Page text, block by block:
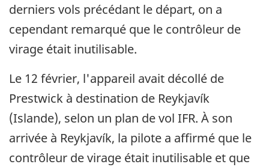
derniers vols précédant le départ, on a
cependant remarqué que le contrôleur de
virage était inutilisable.
Le 12 février, l'appareil avait décollé de
Prestwick à destination de Reykjavík
(Islande), selon un plan de vol IFR. À son
arrivée à Reykjavík, la pilote a affirmé que le
contrôleur de virage était inutilisable et que